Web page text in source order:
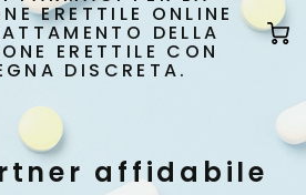
ERETTILE ONLINE
DELLA
ERETTILE CON
DISCRETA.
affidabile